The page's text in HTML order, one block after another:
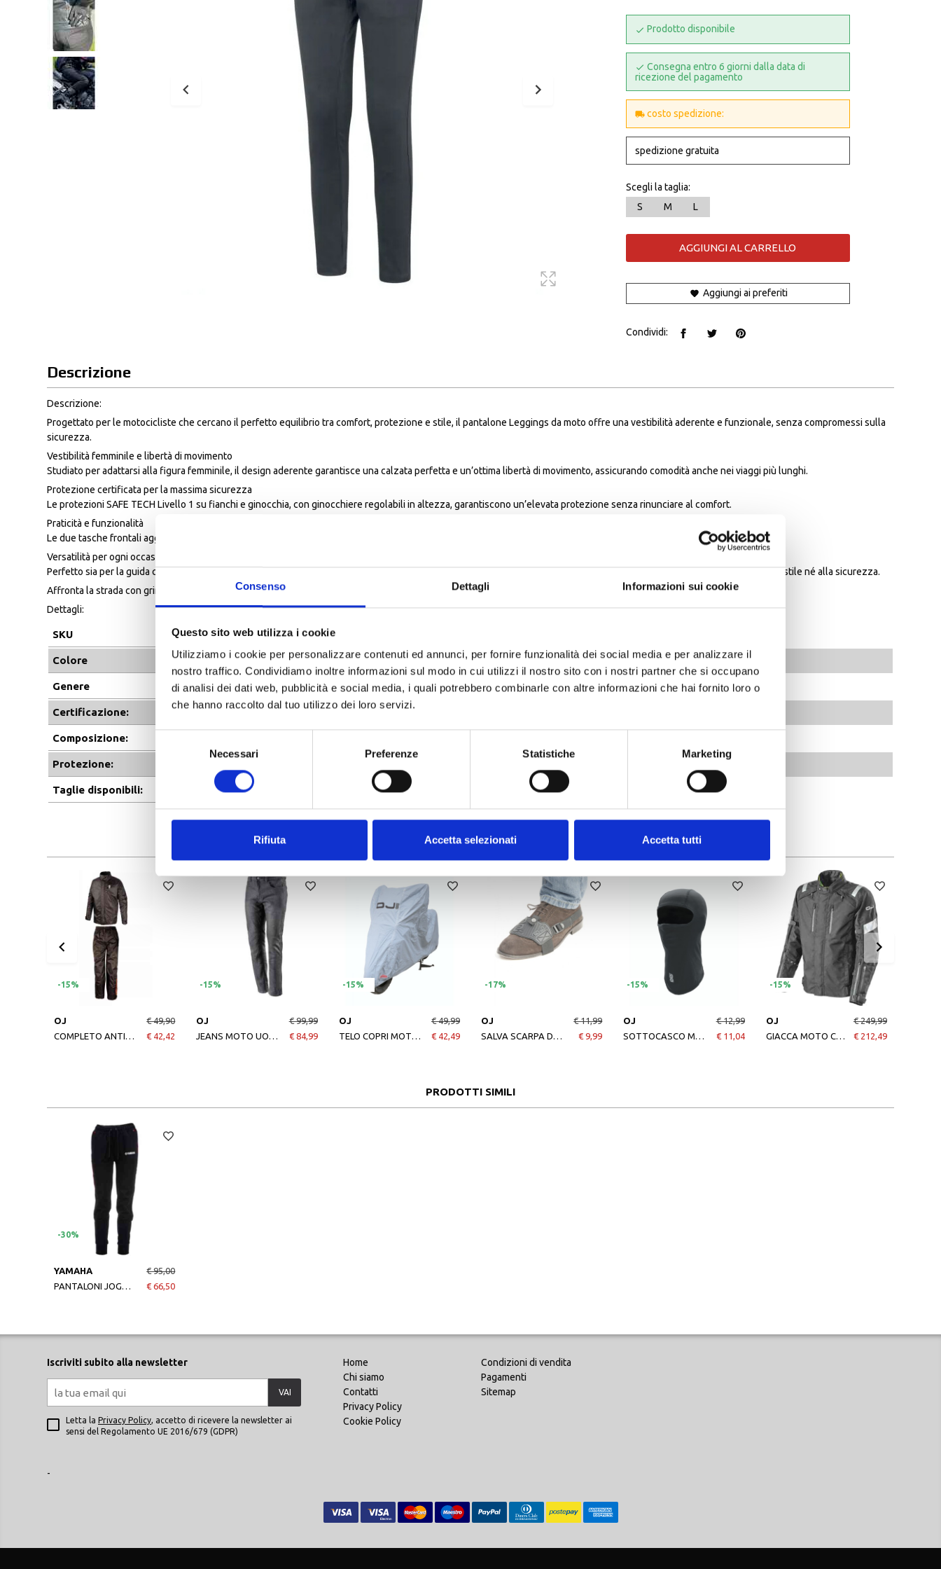
Consenso Dettagli Informazioni sui cookie
Questo sito web utilizza i cookie
Utilizziamo i cookie per personalizzare contenuti ed annunci, per fornire funzionalità dei social media e per analizzare il
nostro traffico. Condividiamo inoltre informazioni sul modo in cui utilizzi il nostro sito con i nostri partner che si occupano
di analisi dei dati web, pubblicità e social media, i quali potrebbero combinarle con altre informazioni che hai fornito loro o
che hanno raccolto dal tuo utilizzo dei loro servizi.
del
Necessari Preferenze Statistiche Marketing
Rifiuta Accetta selezionati Accetta tutti
Traforati
Pantaloni
Sottocasco
Sottoguanti
Prodotto disponibile
Consegna entro 6 giorni dalla data di
ricezione del pagamento
costo spedizione:
spedizione gratuita
Scegli la taglia:
S
M L
AGGIUNGI AL CARRELLO
Aggiungi ai preferiti
Condividi:
Descrizione
Descrizione:
Progettato per le motocicliste che cercano il perfetto equilibrio tra comfort, protezione e stile, il pantalone Leggings da moto offre una vestibilità aderente e funzionale, senza compromessi sulla
sicurezza.
Vestibilità femminile e libertà di movimento
Studiato per adattarsi alla figura femminile, il design aderente garantisce una calzata perfetta e un’ottima libertà di movimento, assicurando comodità anche nei viaggi più lunghi.
Protezione certificata per la massima sicurezza
Le protezioni SAFE TECH Livello 1 su fianchi e ginocchia, con ginocchiere regolabili in altezza, garantiscono un’elevata protezione senza rinunciare al comfort.
Praticità e funzionalità
Le due tasche frontali aggiungono un tocco di praticità, permettendo di portare con sé piccoli oggetti essenziali sempre a portata di mano.
Versatilità per ogni occasione
Perfetto sia per la guida che per il tempo libero, unisce eleganza e performance, rendendolo un capo indispensabile per ogni motocicliste che non vuole rinunciare né allo stile né alla sicurezza.
Affronta la strada con grinta e protezione. Scegli il pantalone Leggings da moto e viaggia con il massimo del comfort!
Dettagli:
SKU
Colore Nero
Genere Donna
Certificazione:
Composizione:
Protezione:
Taglie disponibili:
ALTRI PRODOTTI OJ
-15%
OJ
€ 49,90
€ 42,42
-15%
OJ
€ 99,99
€ 84,99
-15%
OJ
€ 49,99
€ 42,49
-17%
OJ
€ 11,99
€ 9,99
-15%
OJ
€ 12,99
€ 11,04
-15%
OJ
GIACCA MOTO CROSSWAY BLACK UOMO
€ 249,99
€ 212,49
PRODOTTI SIMILI
-30%
YAMAHA
PANTALONI JOGGING REVS DA DONNA
€ 95,00
€ 66,50
Iscriviti subito alla newsletter
VAI
Letta la Privacy Policy, accetto di ricevere la newsletter ai
sensi del Regolamento UE 2016/679 (GDPR)
Home
Chi siamo
Contatti
Privacy Policy
Cookie Policy
Condizioni di vendita
Pagamenti
Sitemap
-